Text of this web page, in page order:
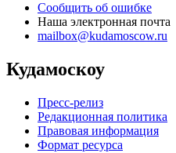
Сообщить об ошибке
Наша электронная почта
mailbox@kudamoscow.ru
Кудамоскоу
Пресс-релиз
Редакционная политика
Правовая информация
Формат ресурса